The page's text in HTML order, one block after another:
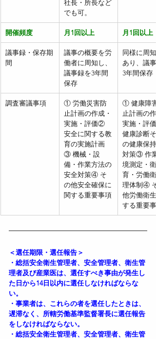
社長・所長など
でも可。
開催頻度 月1回以上 月1回以上
議事録・保存期
間
議事の概要を労
働者に周知し、
議事録を3年間
保存
同様に周知
あり、議事
3年間保存
調査審議事項
① 労働災害防
止計画の作成・
実施・評価②
安全に関する教
育の実施計画
③ 機械・設
備・作業方法の
安全対策④ そ
の他安全確保に
関する重要事項
① 健康障害
止計画の作
実施・評
健康診断そ
の健康保持
対策③ 作業
境測定・衛
育・労働衛
理体制④ そ
他労働衛生
する重要事
＜選任期限・選任報告＞
・総括安全衛生管理者、安全管理者、衛生管
理者及び産業医は、選任すべき事由が発生し
た日から14日以内に選任しなければならな
い。
・事業者は、これらの者を選任したときは、
遅滞なく、所轄労働基準監督署長に選任報告
をしなければならない。
・総括安全衛生管理者、安全管理者、衛生管